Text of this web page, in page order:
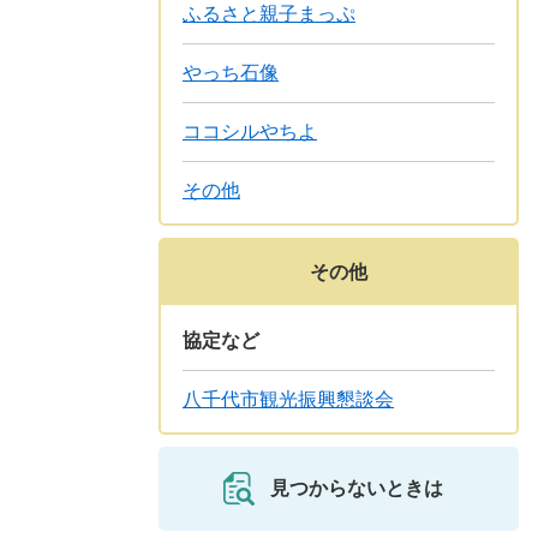
ふるさと親子まっぷ
やっち石像
ココシルやちよ
その他
その他
協定など
八千代市観光振興懇談会
見つからないときは